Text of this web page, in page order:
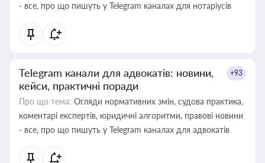
- все, про що пишуть у Telegram каналах для нотаріусів
Telegram канали для адвокатів: новини,
кейси, практичні поради
+93
Про що тема: Огляди нормативних змін, судова практика,
коментарі експертів, юридичні алгоритми, правові новини
- все, про що пишуть у Telegram каналах для адвокатів